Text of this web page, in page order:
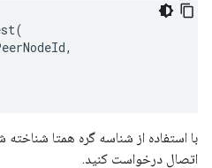
(
,
با استفاده از شناسه گره همتا
اتصال درخواست کنید.